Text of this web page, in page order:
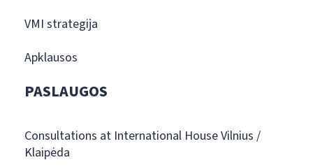
VMI strategija
Apklausos
PASLAUGOS
Consultations at International House Vilnius /
Klaipėda